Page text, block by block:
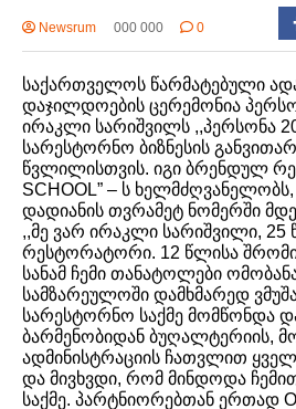
Newsrum 000 000 0
საქართველოს წარმატებული
დაჯილდოების ცერემონია
ირაკლი სარიშვილს ,,პერსონა
სარესტორნო ბიზნესის
წვლილისთვის. იგი ბრენდულ
SCHOOL” – ს
დადიანის თვრამეტ ნომერში
,,მე ვარ ირაკლი სარიშვილი, 25
რესტორატორი. 12 წლისა
სანამ ჩემი თანატოლები
სამზარეულოში დამხმარედ
სარესტორნო საქმე მომწონდა
ბარმენობიდან ბუღალტერიის,
ადმინისტრაციის ჩათვლით
და მივხვდი, რომ მინდოდა ჩემით
საქმე. პარტნიორებთან ერთად